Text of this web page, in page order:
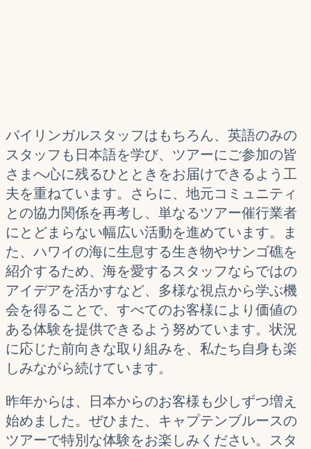
バイリンガルスタッフはもちろん、英語のみの
スタッフも日本語を学び、ツアーにご参加の皆
さまへ心に残るひとときをお届けできるよう工
夫を重ねています。さらに、地元コミュニティ
との協力関係を再考し、単なるツアー催行業者
にとどまらない幅広い活動を進めています。ま
た、ハワイの海に生息する生き物やサンゴ礁を
紹介するため、海を愛するスタッフならではの
アイデアを活かすなど、多様な視点から学ぶ機
会を得ることで、すべてのお客様により価値の
ある体験を提供できるよう努めています。状況
に応じた前向きな取り組みを、私たち自身も楽
しみながら続けています。
昨年からは、日本からのお客様も少しずつ増え
始めました。ぜひまた、キャプテンブルースの
ツアーで特別な体験をお楽しみください。スタ